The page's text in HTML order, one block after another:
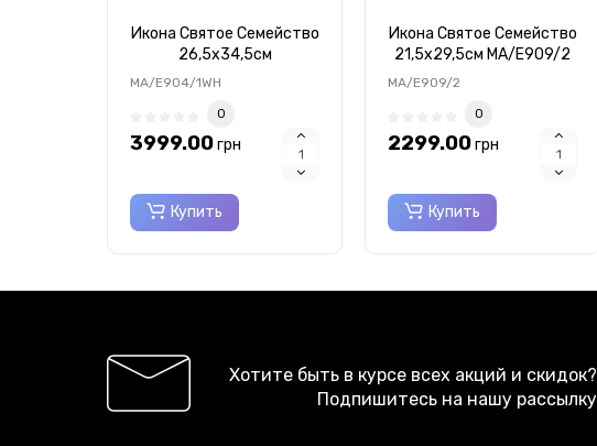
Икона Святое Семейство
26,5x34,5см
MA/E904/1WH
MA/E904/1WH
0
3999.00грн
Купить
Икона Святое Семейство
21,5x29,5см MA/E909/2
MA/E909/2
0
2299.00грн
Купить
Хотите быть в курсе всех акций и скидок?
Подпишитесь на нашу рассылку